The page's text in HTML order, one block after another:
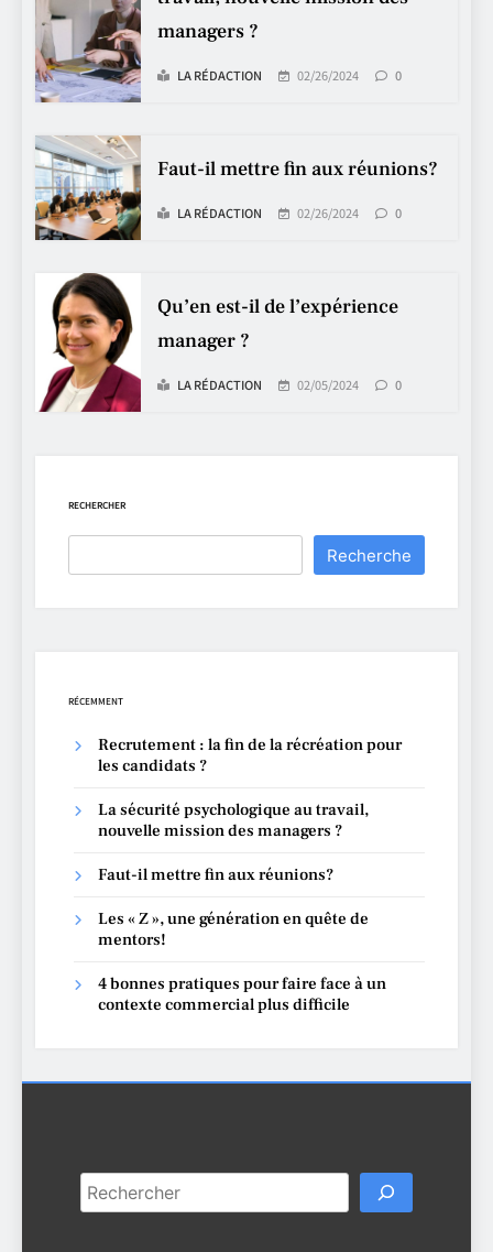
managers ?
LA RÉDACTION 02/26/2024 0
Faut-il mettre fin aux réunions?
LA RÉDACTION 02/26/2024 0
Qu’en est-il de l’expérience
manager ?
LA RÉDACTION 02/05/2024 0
RECHERCHER
Recherche
RÉCEMMENT
Recrutement : la fin de la récréation pour
les candidats ?
La sécurité psychologique au travail,
nouvelle mission des managers ?
Faut-il mettre fin aux réunions?
Les « Z », une génération en quête de
mentors!
4 bonnes pratiques pour faire face à un
contexte commercial plus difficile
RECHERCHE